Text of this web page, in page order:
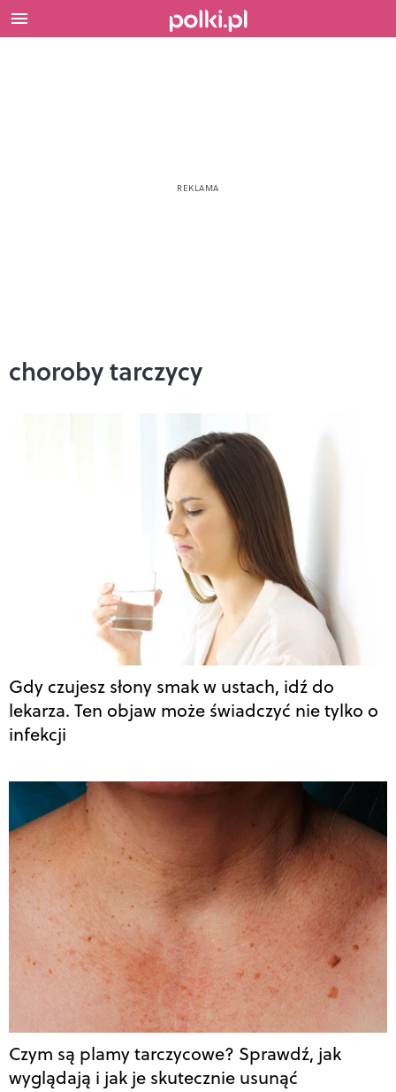
choroby tarczycy
Gdy czujesz słony smak w ustach, idź do
lekarza. Ten objaw może świadczyć nie tylko o
infekcji
Czym są plamy tarczycowe? Sprawdź, jak
wyglądają i jak je skutecznie usunąć